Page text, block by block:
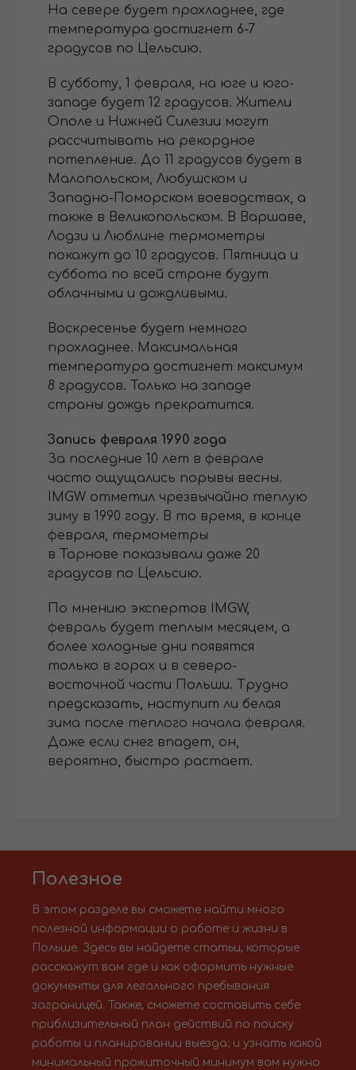
На севере будет прохладнее, где
температура достигнет 6-7
градусов по Цельсию.
В субботу, 1 февраля, на юге и юго-
западе будет 12 градусов. Жители
Ополе и Нижней Силезии могут
рассчитывать на рекордное
потепление. До 11 градусов будет в
Малопольском, Любушском и
Западно-Поморском воеводствах, а
также в Великопольском. В Варшаве,
Лодзи и Люблине термометры
покажут до 10 градусов. Пятница и
суббота по всей стране будут
облачными и дождливыми.
Воскресенье будет немного
прохладнее. Максимальная
температура достигнет максимум
8 градусов. Только на западе
страны дождь прекратится.
Запись февраля 1990 года
За последние 10 лет в феврале
часто ощущались порывы весны.
IMGW отметил чрезвычайно теплую
зиму в 1990 году. В то время, в конце
февраля, термометры
в Тарнове показывали даже 20
градусов по Цельсию.
По мнению экспертов IMGW,
февраль будет теплым месяцем, а
более холодные дни появятся
только в горах и в северо-
восточной части Польши. Трудно
предсказать, наступит ли белая
зима после теплого начала февраля.
Даже если снег впадет, он,
вероятно, быстро растает.
Полезное
В этом разделе вы сможете найти много
полезной информации о работе и жизни в
Польше. Здесь вы найдете статьи, которые
расскажут вам где и как оформить нужные
документы для легального пребывания
заграницей. Также, сможете составить себе
приблизительный план действий по поиску
работы и планировании выезда; и узнать какой
минимальный прожиточный минимум вам нужно